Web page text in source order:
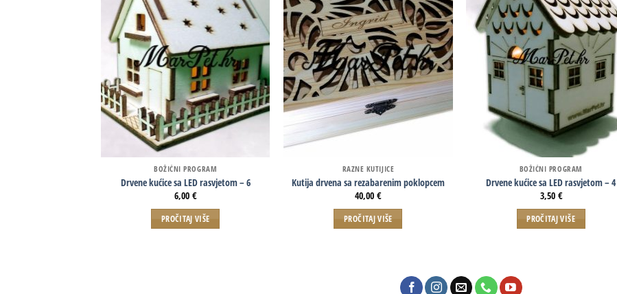
BOŽIĆNI PROGRAM
Drvene kućice sa LED rasvjetom – 6
6,00€
PROČITAJ VIŠE
RAZNE KUTIJICE
Kutija drvena sa rezabarenim poklopcem
40,00€
PROČITAJ VIŠE
BOŽIĆNI PROGRAM
Drvene kućice sa LED rasvjetom – 4
3,50 €
PROČITAJ VIŠE